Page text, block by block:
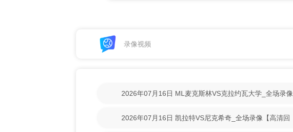
录像视频
2026年07月16日 ML麦克斯林VS克拉约瓦大学_全场录像
2026年07月16日 凯拉特VS尼克希奇_全场录像【高清回